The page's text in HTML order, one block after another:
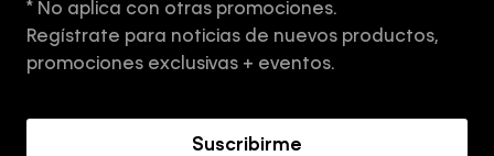
Aviso de privacidad
Términos y Condiciones
* No aplica con otras promociones.
Regístrate para noticias de nuevos productos,
promociones exclusivas + eventos.
Suscribirme